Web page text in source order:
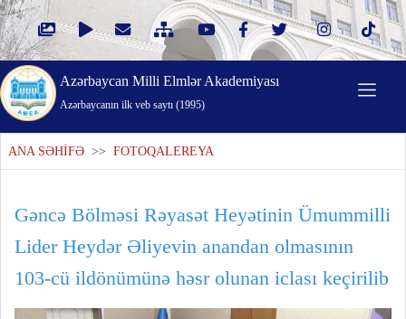
Azərbaycan Milli Elmlər Akademiyası
Azərbaycanın ilk veb saytı (1995)
ANA SƏHİFƏ >> FOTOQALEREYA
Gəncə Bölməsi Rəyasət Heyətinin Ümummilli
Lider Heydər Əliyevin anandan olmasının
103-cü ildönümünə həsr olunan iclası keçirilib